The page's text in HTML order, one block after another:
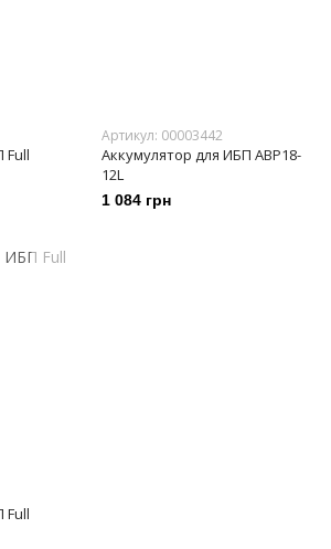
Full
Артикул: 00003442
Аккумулятор для ИБП ABP18-
12L
1 084 грн
Full